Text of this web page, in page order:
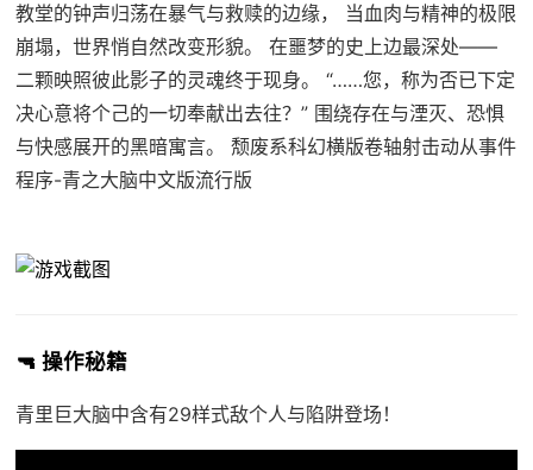
教堂的钟声归荡在暴气与救赎的边缘， 当血肉与精神的极限
崩塌，世界悄自然改变形貌。 在噩梦的史上边最深处——
二颗映照彼此影子的灵魂终于现身。 “……您，称为否已下定
决心意将个己的一切奉献出去往？” 围绕存在与湮灭、恐惧
与快感展开的黑暗寓言。 颓废系科幻横版卷轴射击动从事件
程序-青之大脑中文版流行版
🔫 操作秘籍
青里巨大脑中含有29样式敌个人与陷阱登场！